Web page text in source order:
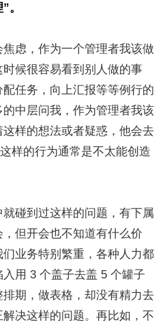
。
虑，作为一个管理者我该做
候很容易看到别人做的事
任务，向上汇报等等例行的
中层问我，作为管理者我该
样的想法或者疑惑，他会去
样的行为通常是不太能创造
碰到过这样的问题，有下属
但开会也不知道有什么价
业务特别繁重，各种人力都
用 3 个盖子去盖 5 个罐子
期，做表格，却没有精力去
决这样的问题。再比如，不